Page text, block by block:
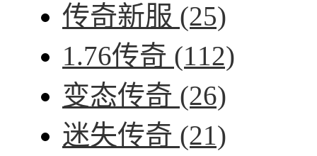
传奇新服 (25)
1.76传奇 (112)
变态传奇 (26)
迷失传奇 (21)